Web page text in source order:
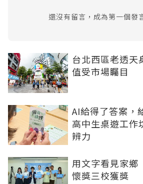
還沒有留言，成為第一個發
台北西區老透
值受市場矚目
AI給得了答案
高中生桌遊工作
辨力
用文字看見家
懷獎三校獲獎